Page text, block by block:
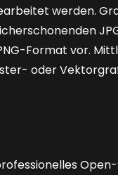
werden.
Format vor.
oder